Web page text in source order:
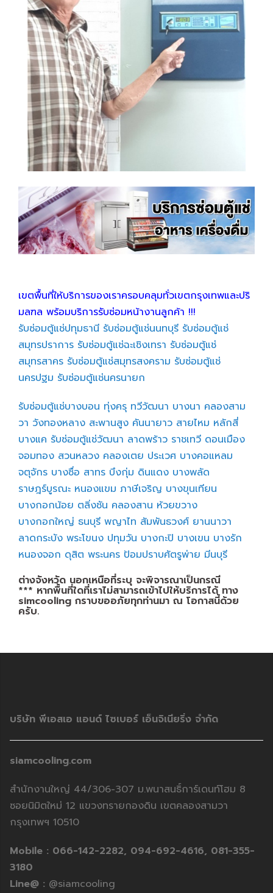
เขตพื้นที่ให้บริการของเราครอบคลุมทั่วเขตกรุงเทพและปริ
มลฑล พร้อมบริการรับซ่อมหน้างานลูกค้า !!!
รับซ่อมตู้แช่ปทุมธานี รับซ่อมตู้แช่นนทบุรี รับซ่อมตู้แช่
สมุทรปราการ รับซ่อมตู้แช่ฉะเชิงเทรา รับซ่อมตู้แช่
สมุทรสาคร รับซ่อมตู้แช่สมุทรสงคราม รับซ่อมตู้แช่
นครปฐม รับซ่อมตู้แช่นครนายก
รับซ่อมตู้แช่บางบอน ทุ่งครุ ทวีวัฒนา บางนา คลองสาม
วา วังทองหลาง สะพานสูง คันนายาว สายไหม หลักสี่
บางแค รับซ่อมตู้แช่วัฒนา ลาดพร้าว ราชเทวี ดอนเมือง
จอมทอง สวนหลวง คลองเตย ประเวศ บางคอแหลม
จตุจักร บางซื่อ สาทร บึงกุ่ม ดินแดง บางพลัด
ราษฎร์บูรณะ หนองแขม ภาษีเจริญ บางขุนเทียน
บางกอกน้อย ตลิ่งชัน คลองสาน ห้วยขวาง
บางกอกใหญ่ ธนบุรี พญาไท สัมพันธวงศ์ ยานนาวา
ลาดกระบัง พระโขนง ปทุมวัน บางกะปิ บางเขน บางรัก
หนองจอก ดุสิต พระนคร ป้อมปราบศัตรูพ่าย มีนบุรี
ต่างจังหวัด นอกเหนือที่ระบุ จะพิจารณาเป็นกรณี
*** หากพื้นที่ใดที่เราไม่สามารถเข้าไปให้บริการได้ ทาง
simcooling กราบขออภัยทุกท่านมา ณ โอกาสนี้ด้วย
ครับ.
บริษัท พีเอสเอ แอนด์ ไซเบอร์ เอ็นจิเนียริ่ง จำกัด
siamcooling.com
สำนักงานใหญ่ 44/306-307 ม.พนาสนธิ์การ์เดนท์โฮม 8
ซอยนิมิตใหม่ 12 แขวงทรายกองดิน เขตคลองสามวา
กรุงเทพฯ 10510
Mobile : 066-142-2282, 094-692-4616, 081-355-
3180
Line@ : @siamcooling